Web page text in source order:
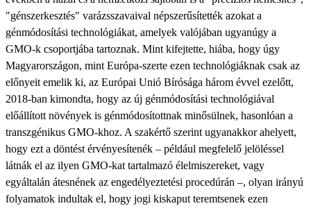
"génszerkesztés" varázsszavaival népszerűsítették azokat a
génmódosítási technológiákat, amelyek valójában ugyanúgy a
GMO-k csoportjába tartoznak. Mint kifejtette, hiába, hogy úgy
Magyarországon, mint Európa-szerte ezen technológiáknak csak az
előnyeit emelik ki, az Európai Unió Bírósága három évvel ezelőtt,
2018-ban kimondta, hogy az új génmódosítási technológiával
előállított növények is génmódosítottnak minősülnek, hasonlóan a
transzgénikus GMO-khoz. A szakértő szerint ugyanakkor ahelyett,
hogy ezt a döntést érvényesítenék – például megfelelő jelöléssel
látnák el az ilyen GMO-kat tartalmazó élelmiszereket, vagy
egyáltalán átesnének az engedélyeztetési procedúrán –, olyan irányú
folyamatok indultak el, hogy jogi kiskaput teremtsenek ezen